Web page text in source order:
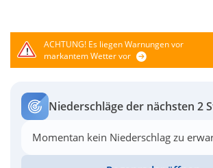
ACHTUNG!Es liegen Warnungen vor
markantem Wetter vor
Niederschläge der nächsten 2
Momentan kein Niederschlag zu